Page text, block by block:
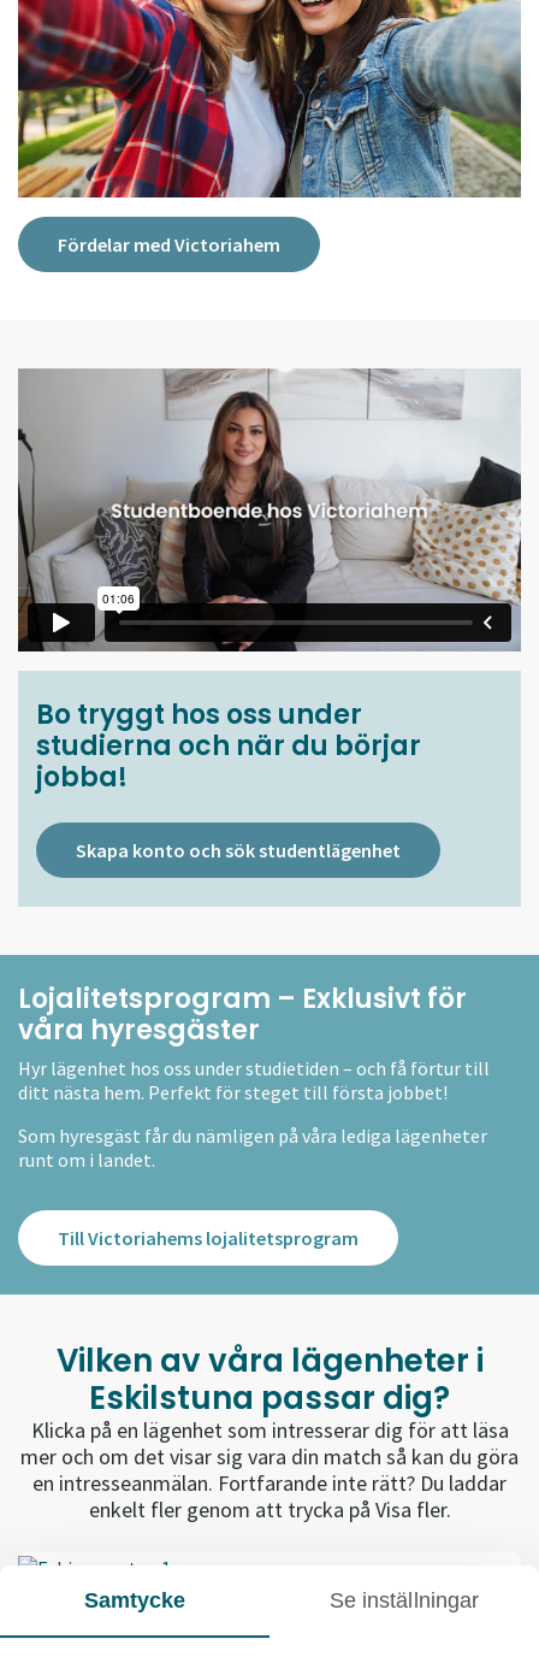
Samtycke Se inställningar
Fördelar med Victoriahem
Bo tryggt hos oss under
studierna och när du börjar
jobba!
Skapa konto och sök studentlägenhet
Lojalitetsprogram – Exklusivt för
våra hyresgäster
Hyr lägenhet hos oss under studietiden – och få förtur till
ditt nästa hem. Perfekt för steget till första jobbet!
Som hyresgäst får du nämligen på våra lediga lägenheter
runt om i landet.
Till Victoriahems lojalitetsprogram
Vilken av våra lägenheter i
Eskilstuna passar dig?
Klicka på en lägenhet som intresserar dig för att läsa
mer och om det visar sig vara din match så kan du göra
en intresseanmälan. Fortfarande inte rätt? Du laddar
enkelt fler genom att trycka på Visa fler.
Esbjergsgatan 1
Område:
Eskilstuna - Myrtorp